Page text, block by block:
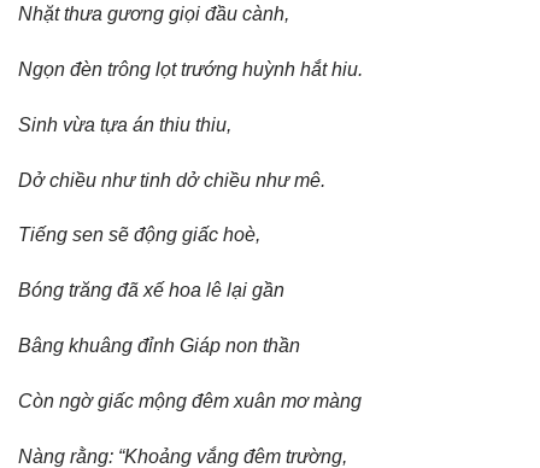
Nhặt thưa gương giọi đầu cành,
Ngọn đèn trông lọt trướng huỳnh hắt hiu.
Sinh vừa tựa án thiu thiu,
Dở chiều như tinh dở chiều như mê.
Tiếng sen sẽ động giấc hoè,
Bóng trăng đã xế hoa lê lại gần
Bâng khuâng đỉnh Giáp non thần
Còn ngờ giấc mộng đêm xuân mơ màng
Nàng rằng: “Khoảng vắng đêm trường,